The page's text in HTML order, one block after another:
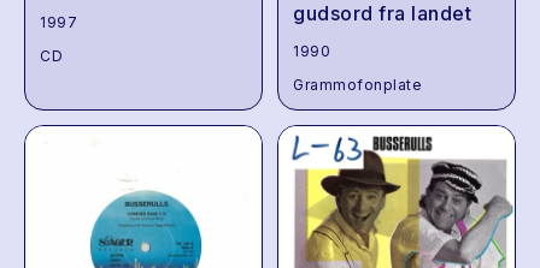
1997
CD
gudsord fra landet
1990
Grammofonplate